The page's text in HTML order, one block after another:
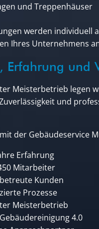
und Treppenhäuser
werden individuell
Ihres Unternehmens
Erfahrung und
Meisterbetrieb legen
und
der Gebäudeservice
Erfahrung
Mitarbeiter
Kunden
Prozesse
Meisterbetrieb
4.0